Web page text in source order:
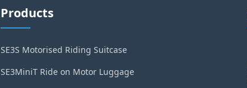
Products
SE3S Motorised Riding Suitcase
SE3MiniT Ride on Motor Luggage